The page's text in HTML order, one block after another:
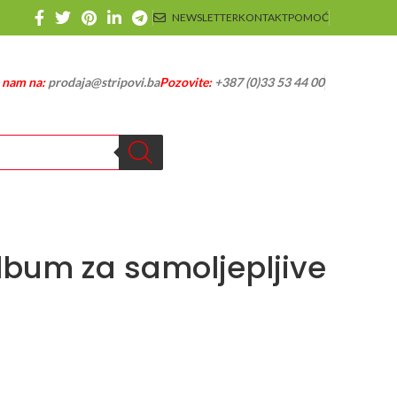
NEWSLETTERKONTAKTPOMOĆ
na:prodaja@stripovi.baPozovite:+387 (0)33 53 44 00
za samoljepljive